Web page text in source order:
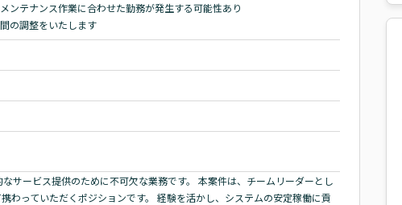
ンテナンス作業に合わせた勤務が発生する可能性あり
の調整をいたします
サービス提供のために不可欠な業務です。 本案件は、チームリーダーとし
わっていただくポジションです。 経験を活かし、システムの安定稼働に貢